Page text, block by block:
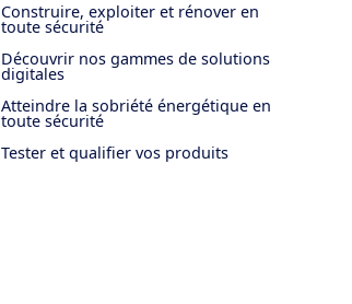
Construire, exploiter et rénover en
toute sécurité
Découvrir nos gammes de solutions
digitales
Atteindre la sobriété énergétique en
toute sécurité
Tester et qualifier vos produits